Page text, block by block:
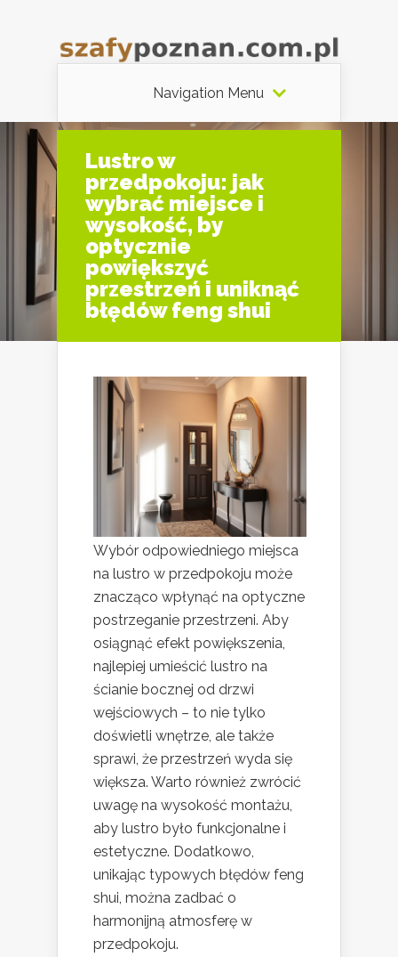
Navigation Menu
Lustro w
przedpokoju: jak
wybrać miejsce i
wysokość, by
optycznie
powiększyć
przestrzeń i uniknąć
błędów feng shui
Wybór odpowiedniego miejsca
na lustro w przedpokoju może
znacząco wpłynąć na optyczne
postrzeganie przestrzeni. Aby
osiągnąć efekt powiększenia,
najlepiej umieścić lustro na
ścianie bocznej od drzwi
wejściowych – to nie tylko
doświetli wnętrze, ale także
sprawi, że przestrzeń wyda się
większa. Warto również zwrócić
uwagę na wysokość montażu,
aby lustro było funkcjonalne i
estetyczne. Dodatkowo,
unikając typowych błędów feng
shui, można zadbać o
harmonijną atmosferę w
przedpokoju.